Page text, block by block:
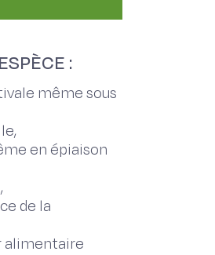
:
même sous
en épiaison
de la
alimentaire